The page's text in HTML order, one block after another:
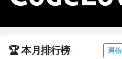
🏆本月排行榜 週榜